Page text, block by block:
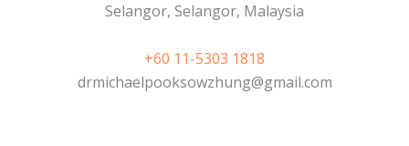
Selangor, Selangor, Malaysia
+60 11-5303 1818
drmichaelpooksowzhung@gmail.com